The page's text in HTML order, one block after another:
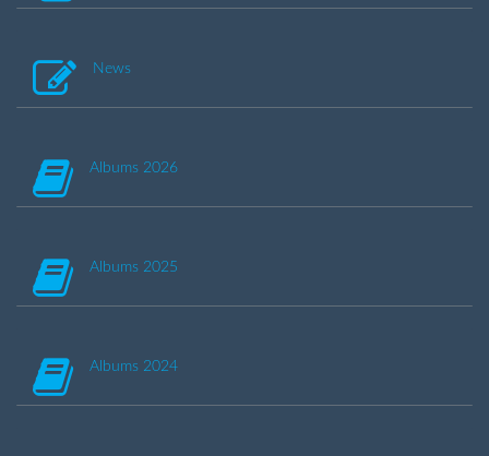
News
Albums 2026
Albums 2025
Albums 2024